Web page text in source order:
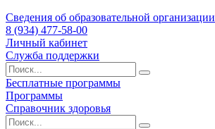
Сведения об образовательной организации
8 (934) 477-58-00
Личный кабинет
Служба поддержки
Бесплатные программы
Программы
Справочник здоровья